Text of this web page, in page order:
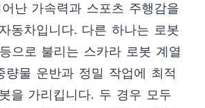
난 가속력과 스포츠 주행감을
동차입니다. 다른 하나는 로봇
으로 불리는 스카라 로봇 계열
량물 운반과 정밀 작업에 최적
을 가리킵니다. 두 경우 모두